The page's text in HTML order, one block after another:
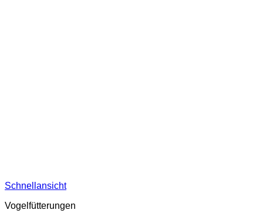
Schnellansicht
Vogelfütterungen